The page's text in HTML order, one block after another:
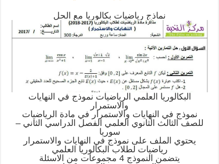
نماذج رياضيات بكالوريا مع الحل
البكالوريا العلمي الرياضيات نموذج في النهايات
والاستمرار
نموذج في النهايات والاستمرار في مادة الرياضيات
للصف الثالث الثانوي العلمي الفصل الدراسي الثاني –
سوريا
يحتوي الملف على نموذج في النهايات والاستمرار
رياضيات لطلاب البكالوريا العلمي
يتضمن النموذج 4 مجموعات من الاسئلة